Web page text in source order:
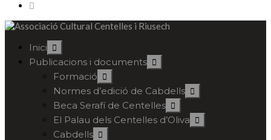
Inici
Publicacions i documents
Formació
Normes d’edició de Cabdells
Beca Serafí de Centelles
El Palau dels Centelles d’Oliva
Cabdells